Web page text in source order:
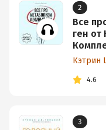
2
Все
ген от
Кэтрин
4.6
3